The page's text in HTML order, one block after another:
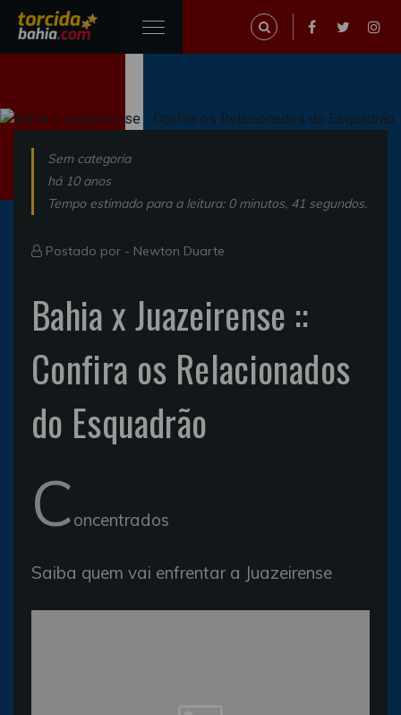
Sem categoria
há 10 anos
Tempo estimado para a leitura: 0 minutos, 41 segundos.
Postado por - Newton Duarte
Bahia x Juazeirense ::
Confira os Relacionados
do Esquadrão
Concentrados
Saiba quem vai enfrentar a Juazeirense